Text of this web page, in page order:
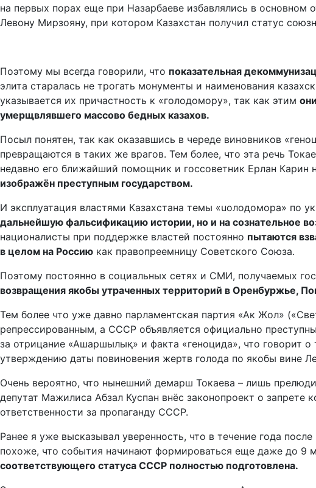
на первых порах еще при Назарбаеве избавлялись в
Левону Мирзояну, при котором Казахстан получил статус
Поэтому мы всегда говорили, что показательная
элита старалась не трогать монументы и наименования
указывается их причастность к «голодомору», так как этим
умерщвлявшего массово бедных казахов.
Посыл понятен, так как оказавшись в череде виновников
превращаются в таких же врагов. Тем более, что эта речь
недавно его ближайший помощник и госсоветник Ерлан Карин
изображён преступным государством.
И эксплуатация властями Казахстана темы «uолодомора» по
дальнейшую фальсификацию истории, но и на сознательное
националисты при поддержке властей постоянно пытаются
в целом на Россию как правопреемницу Советского Союза.
Поэтому постоянно в социальных сетях и СМИ, получаемых
возвращения якобы утраченных территорий в Оренбуржье,
Тем более что уже давно парламентская партия «Ак Жол»
репрессированным, а СССР объявляется официально
за отрицание «Ашаршылық» и факта «геноцида», что говорит о
утверждению даты повиновения жертв голода по якобы вине
Очень вероятно, что нынешний демарш Токаева – лишь
депутат Мажилиса Абзал Куспан внёс законопроект о
ответственности за пропаганду СССР.
Ранее я уже высказывал уверенность, что в течение года
похоже, что события начинают формироваться еще даже до 9
соответствующего статуса СССР полностью подготовлена.